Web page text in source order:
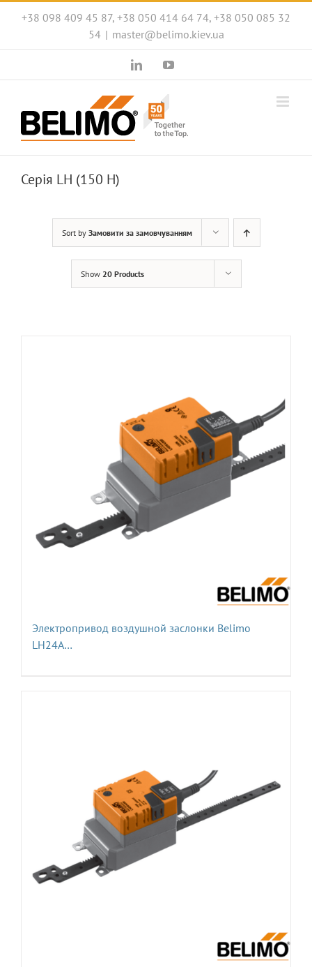
+38 098 409 45 87, +38 050 414 64 74, +38 050 085 32
54 | master@belimo.kiev.ua
LinkedInYouTube
Серія LH (150 Н)
Sort by Замовити за замовчуванням
Show 20 Products
Электропривод воздушной заслонки Belimo
LH24A…